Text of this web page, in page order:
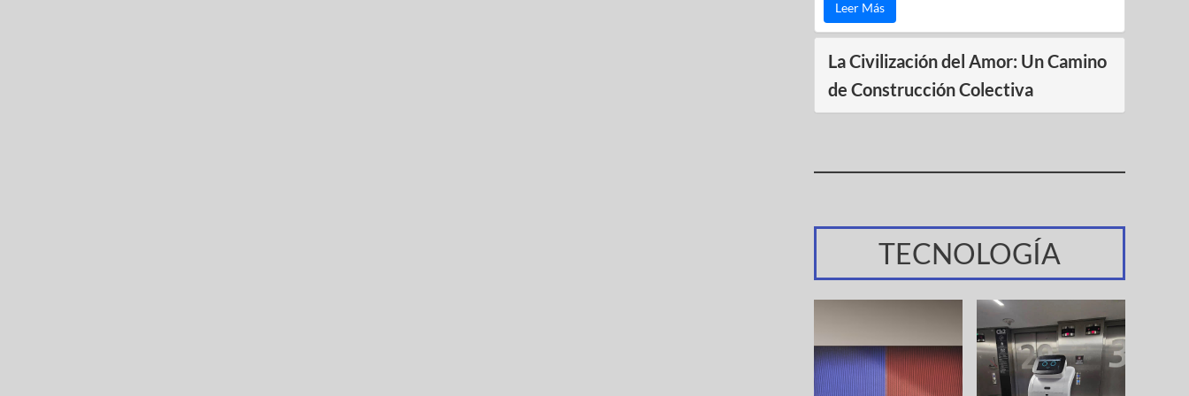
Leer Más
La Civilización del Amor: Un Camino
de Construcción Colectiva
TECNOLOGÍA